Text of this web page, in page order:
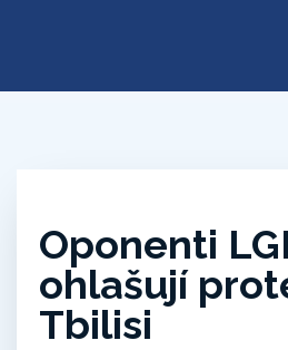
Oponenti
ohlašují
Tbilisi